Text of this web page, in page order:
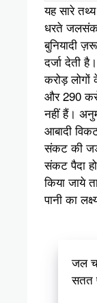
यह सारे
धरते
बुनियादी
दर्जा देती
करोड़
और 290
नहीं हैं।
आबादी
संकट की
संकट पैदा
किया जाये
पानी का
जल
सतत